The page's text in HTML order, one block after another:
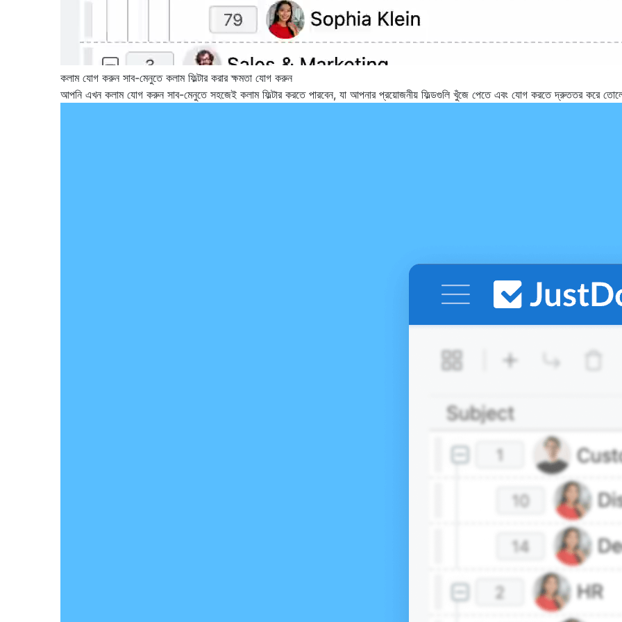
কলাম যোগ করুন সাব-মেনুতে কলাম ফিল্টার করার ক্ষমতা যোগ করুন
আপনি এখন কলাম যোগ করুন সাব-মেনুতে সহজেই কলাম ফিল্টার করতে পারবেন, যা আপনার প্রয়োজনীয় ফিল্ডগুলি খুঁজে পেতে এবং যোগ করতে দ্রুততর করে